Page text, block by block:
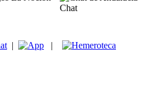
Chat
| |